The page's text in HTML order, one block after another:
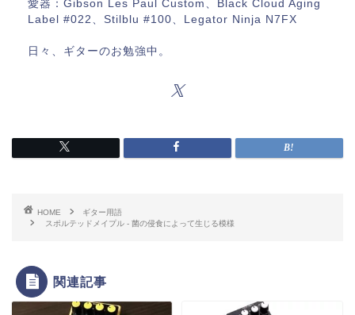
愛器：Gibson Les Paul Custom、Black Cloud Aging
Label #022、Stilblu #100、Legator Ninja N7FX
日々、ギターのお勉強中。
HOME
ギター用語
スポルテッドメイプル ‐ 菌の侵食によって生じる模様
関連記事